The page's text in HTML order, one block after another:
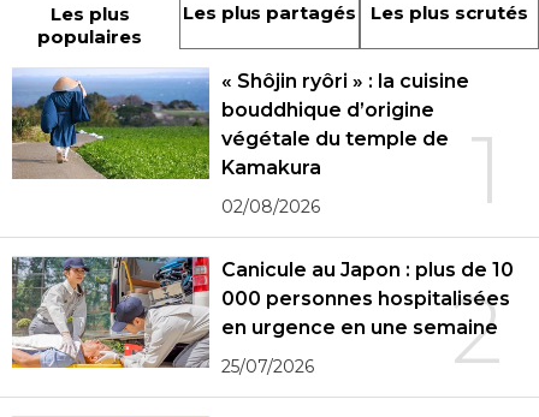
Les plus
populaires
Les plus partagés Les plus scrutés
1
« Shôjin ryôri » : la cuisine
bouddhique d’origine
végétale du temple de
Kamakura
02/08/2026
2
Canicule au Japon : plus de 10
000 personnes hospitalisées
en urgence en une semaine
25/07/2026